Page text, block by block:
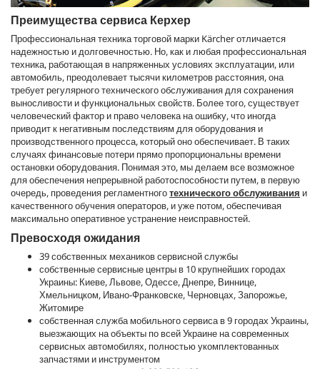
Преимущества сервиса Керхер
Профессиональная техника торговой марки Kärcher отличается
надежностью и долговечностью. Но, как и любая профессиональная
техника, работающая в напряженных условиях эксплуатации, или
автомобиль, преодолевает тысячи километров расстояния, она
требует регулярного технического обслуживания для сохранения
выносливости и функциональных свойств. Более того, существует
человеческий фактор и право человека на ошибку, что иногда
приводит к негативным последствиям для оборудования и
производственного процесса, который оно обеспечивает. В таких
случаях финансовые потери прямо пропорциональны времени
остановки оборудования. Понимая это, мы делаем все возможное
для обеспечения непрерывной работоспособности путем, в первую
очередь, проведения регламентноготехнического обслуживания и
качественного обучения операторов, и уже потом, обеспечивая
максимально оперативное устранение неисправностей.
Превосходя ожидания
39 собственных механиков сервисной службы
собственные сервисные центры в 10 крупнейших городах
Украины: Киеве, Львове, Одессе, Днепре, Виннице,
Хмельницком, Ивано-Франковске, Черновцах, Запорожье,
Житомире
собственная служба мобильного сервиса в 9 городах Украины,
выезжающих на объекты по всей Украине на современных
сервисных автомобилях, полностью укомплектованных
запчастями и инструментом